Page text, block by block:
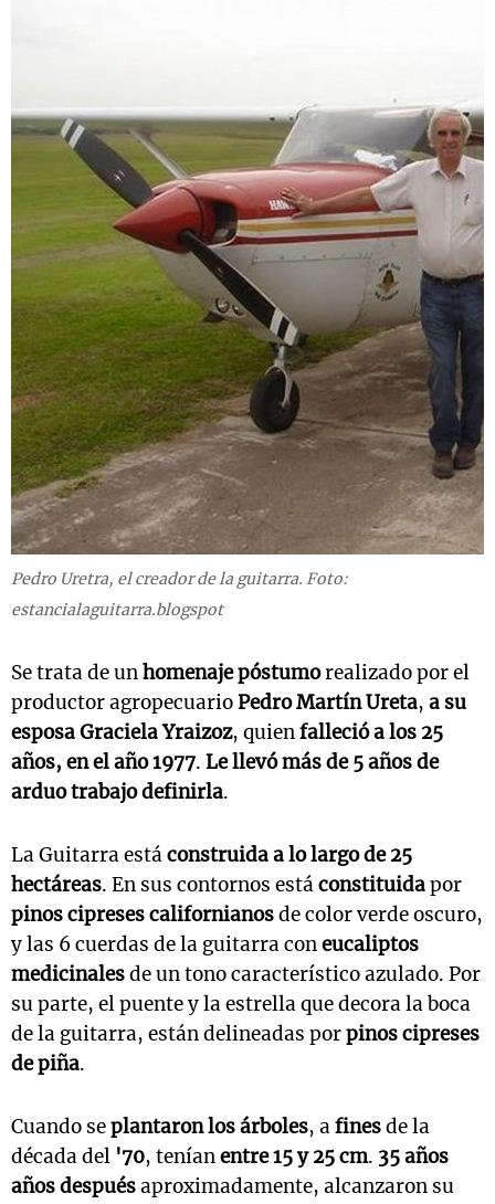
Pedro Uretra, el creador de la guitarra. Foto:
estancialaguitarra.blogspot
Se trata de unhomenaje póstumorealizado por el
productor agropecuarioPedro Martín Ureta, a su
esposa Graciela Yraizoz, quienfalleció a los 25
años, en el año 1977. Le llevó más de 5 años de
arduo trabajo definirla.
La Guitarra estáconstruida a lo largo de 25
hectáreas. En sus contornos estáconstituidapor
pinos cipreses californianosde color verde oscuro,
y las 6 cuerdas de la guitarra coneucaliptos
medicinalesde un tono característico azulado. Por
su parte, el puente y la estrella que decora la boca
de la guitarra, están delineadas porpinos cipreses
de piña.
Cuando seplantaron los árboles, afinesde la
década del '70, teníanentre 15 y 25 cm. 35 años
años despuésaproximadamente, alcanzaron su